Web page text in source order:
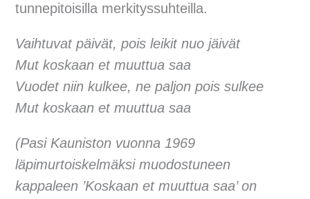
tunnepitoisilla merkityssuhteilla.
Vaihtuvat päivät, pois leikit nuo jäivät
Mut koskaan et muuttua saa
Vuodet niin kulkee, ne paljon pois sulkee
Mut koskaan et muuttua saa
(Pasi Kauniston vuonna 1969
läpimurtoiskelmäksi muodostuneen
kappaleen ’Koskaan et muuttua saa’ on